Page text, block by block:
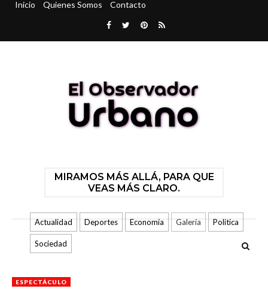
Inicio Quienes Somos Contacto
MIRAMOS MÁS ALLÁ, PARA QUE
VEAS MÁS CLARO.
Actualidad Deportes Economía Galería Politica
Sociedad
ESPECTÁCULO